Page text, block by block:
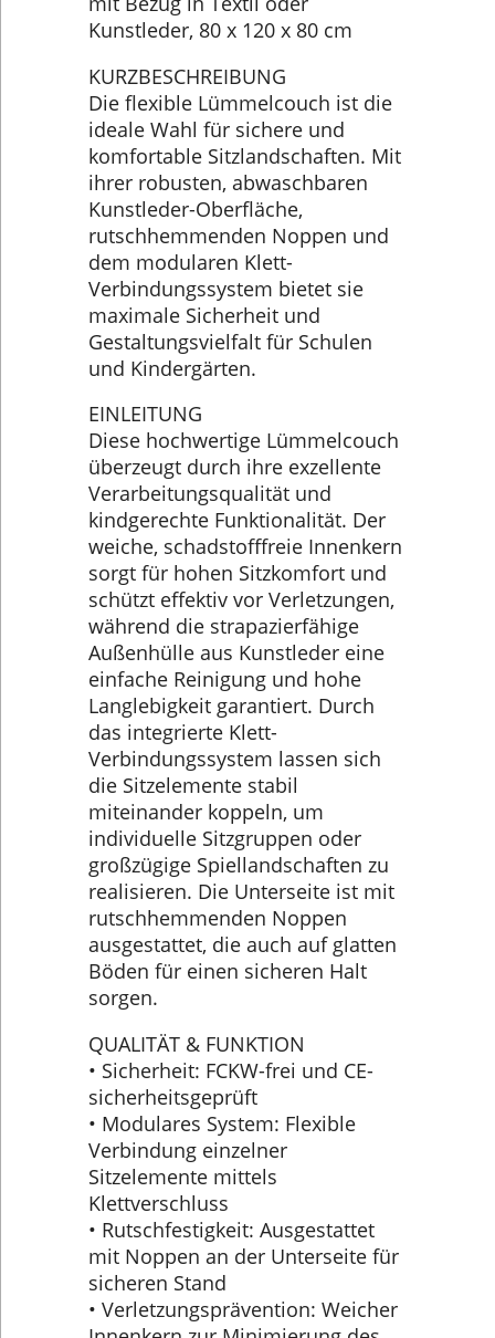
Kunstleder, 80 x 120 x 80 cm
KURZBESCHREIBUNG
Die flexible Lümmelcouch ist die
ideale Wahl für sichere und
komfortable Sitzlandschaften. Mit
ihrer robusten, abwaschbaren
Kunstleder-Oberfläche,
rutschhemmenden Noppen und
dem modularen Klett-
Verbindungssystem bietet sie
maximale Sicherheit und
Gestaltungsvielfalt für Schulen
und Kindergärten.
EINLEITUNG
Diese hochwertige Lümmelcouch
überzeugt durch ihre exzellente
Verarbeitungsqualität und
kindgerechte Funktionalität. Der
weiche, schadstofffreie Innenkern
sorgt für hohen Sitzkomfort und
schützt effektiv vor Verletzungen,
während die strapazierfähige
Außenhülle aus Kunstleder eine
einfache Reinigung und hohe
Langlebigkeit garantiert. Durch
das integrierte Klett-
Verbindungssystem lassen sich
die Sitzelemente stabil
miteinander koppeln, um
individuelle Sitzgruppen oder
großzügige Spiellandschaften zu
realisieren. Die Unterseite ist mit
rutschhemmenden Noppen
ausgestattet, die auch auf glatten
Böden für einen sicheren Halt
sorgen.
QUALITÄT & FUNKTION
• Sicherheit: FCKW-frei und CE-
sicherheitsgeprüft
• Modulares System: Flexible
Verbindung einzelner
Sitzelemente mittels
Klettverschluss
• Rutschfestigkeit: Ausgestattet
mit Noppen an der Unterseite für
sicheren Stand
• Verletzungsprävention: Weicher